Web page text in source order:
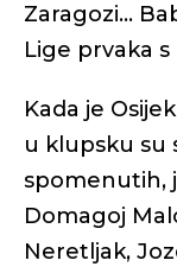
Zaragozi...
Lige prvaka
Kada je
u klupsku su
spomenutih,
Domagoj
Neretljak,